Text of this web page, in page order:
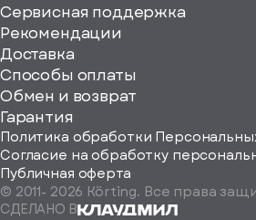
Сервисная поддержка
Рекомендации
Доставка
Способы оплаты
Обмен и возврат
Гарантия
Политика обработки
Согласие на обработку
Публичная оферта
© 2011- 2026 Körting. Все права
СДЕЛАНО В
Определить